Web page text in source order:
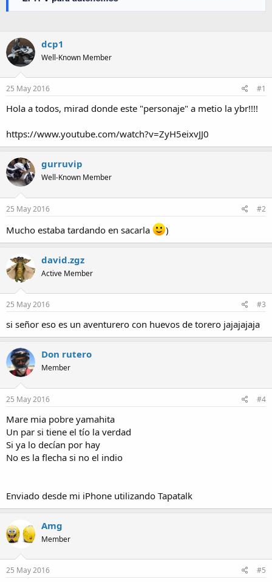
dcp1
Well-Known Member
25 May 2016 #1
Hola a todos, mirad donde este "personaje" a metio la ybr!!!!
https://www.youtube.com/watch?v=ZyH5eixvJJ0
gurruvip
Well-Known Member
25 May 2016 #2
Mucho estaba tardando en sacarla )
david.zgz
Active Member
25 May 2016 #3
si señor eso es un aventurero con huevos de torero jajajajaja
Don rutero
Member
25 May 2016 #4
Mare mia pobre yamahita
Un par si tiene el tío la verdad
Si ya lo decían por hay
No es la flecha si no el indio
Enviado desde mi iPhone utilizando Tapatalk
Amg
Member
25 May 2016 #5